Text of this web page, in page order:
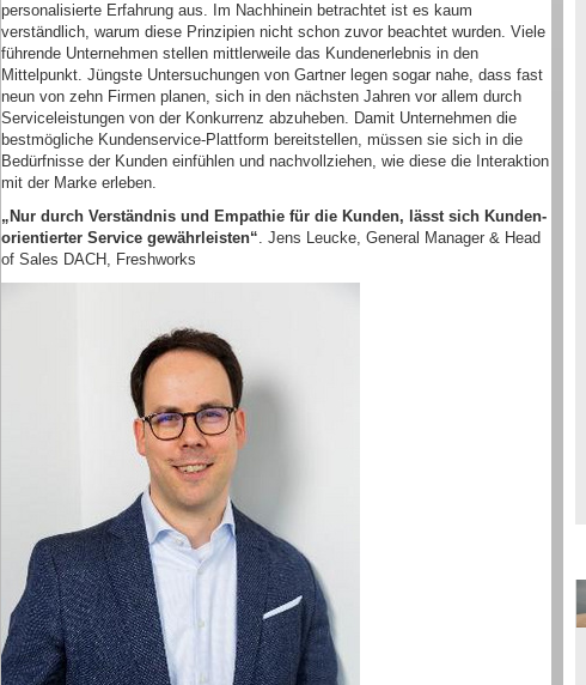
personalisierte Erfahrung aus. Im Nachhinein betrachtet ist es kaum
verständlich, warum diese Prinzipien nicht schon zuvor beachtet wurden. Viele
führende Unternehmen stellen mittlerweile das Kundenerlebnis in den
Mittelpunkt. Jüngste Untersuchungen von Gartner legen sogar nahe, dass fast
neun von zehn Firmen planen, sich in den nächsten Jahren vor allem durch
Serviceleistungen von der Konkurrenz abzuheben. Damit Unternehmen die
bestmögliche Kundenservice-Plattform bereitstellen, müssen sie sich in die
Bedürfnisse der Kunden einfühlen und nachvollziehen, wie diese die Interaktion
mit der Marke erleben.
„Nur durch Verständnis und Empathie für die Kunden, lässt sich Kunden-
orientierter Service gewährleisten“. Jens Leucke, General Manager & Head
of Sales DACH, Freshworks